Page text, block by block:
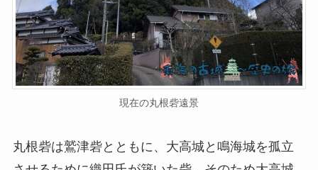
現在の丸根砦遠景
丸根砦は鷲津砦とともに、大高城と鳴海城を孤立